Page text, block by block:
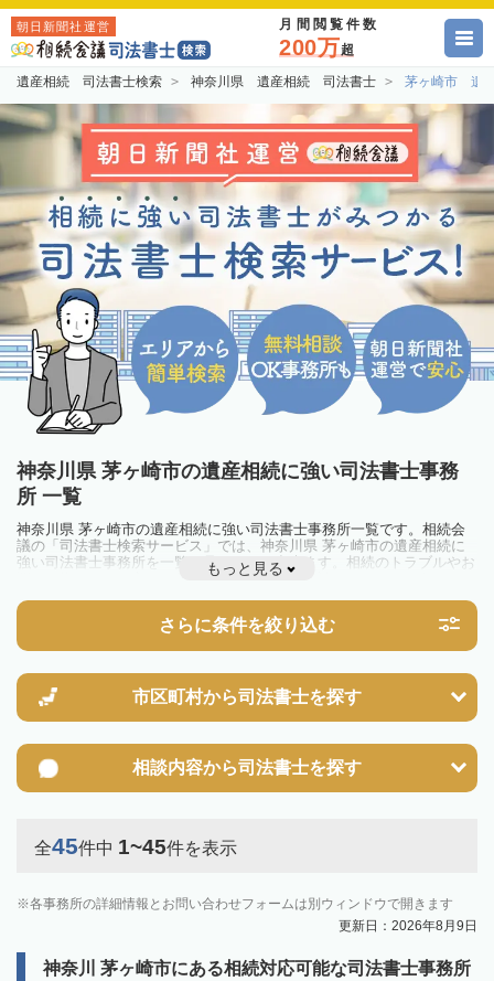
朝日新聞社運営 月間閲覧件数
200万超
遺産相続 司法書士検索 神奈川県 遺産相続 司法書士 茅ヶ崎市 遺
神奈川県 茅ヶ崎市の遺産相続に強い司法書士事務
所 一覧
神奈川県 茅ヶ崎市の遺産相続に強い司法書士事務所一覧です。相続会
議の「司法書士検索サービス」では、神奈川県 茅ヶ崎市の遺産相続に
強い司法書士事務所を一覧で見ることが出来ます。相続のトラブルやお
悩みを抱えている方は一度近隣の司法書士に相談してみましょう。
もっと見る
さらに条件を絞り込む
市区町村から司法書士を探す
相談内容から司法書士を探す
全45件中 1~45件を表示
各事務所の詳細情報とお問い合わせフォームは別ウィンドウで開きます
更新日：2026年8月9日
神奈川 茅ヶ崎市にある相続対応可能な司法書士事務所